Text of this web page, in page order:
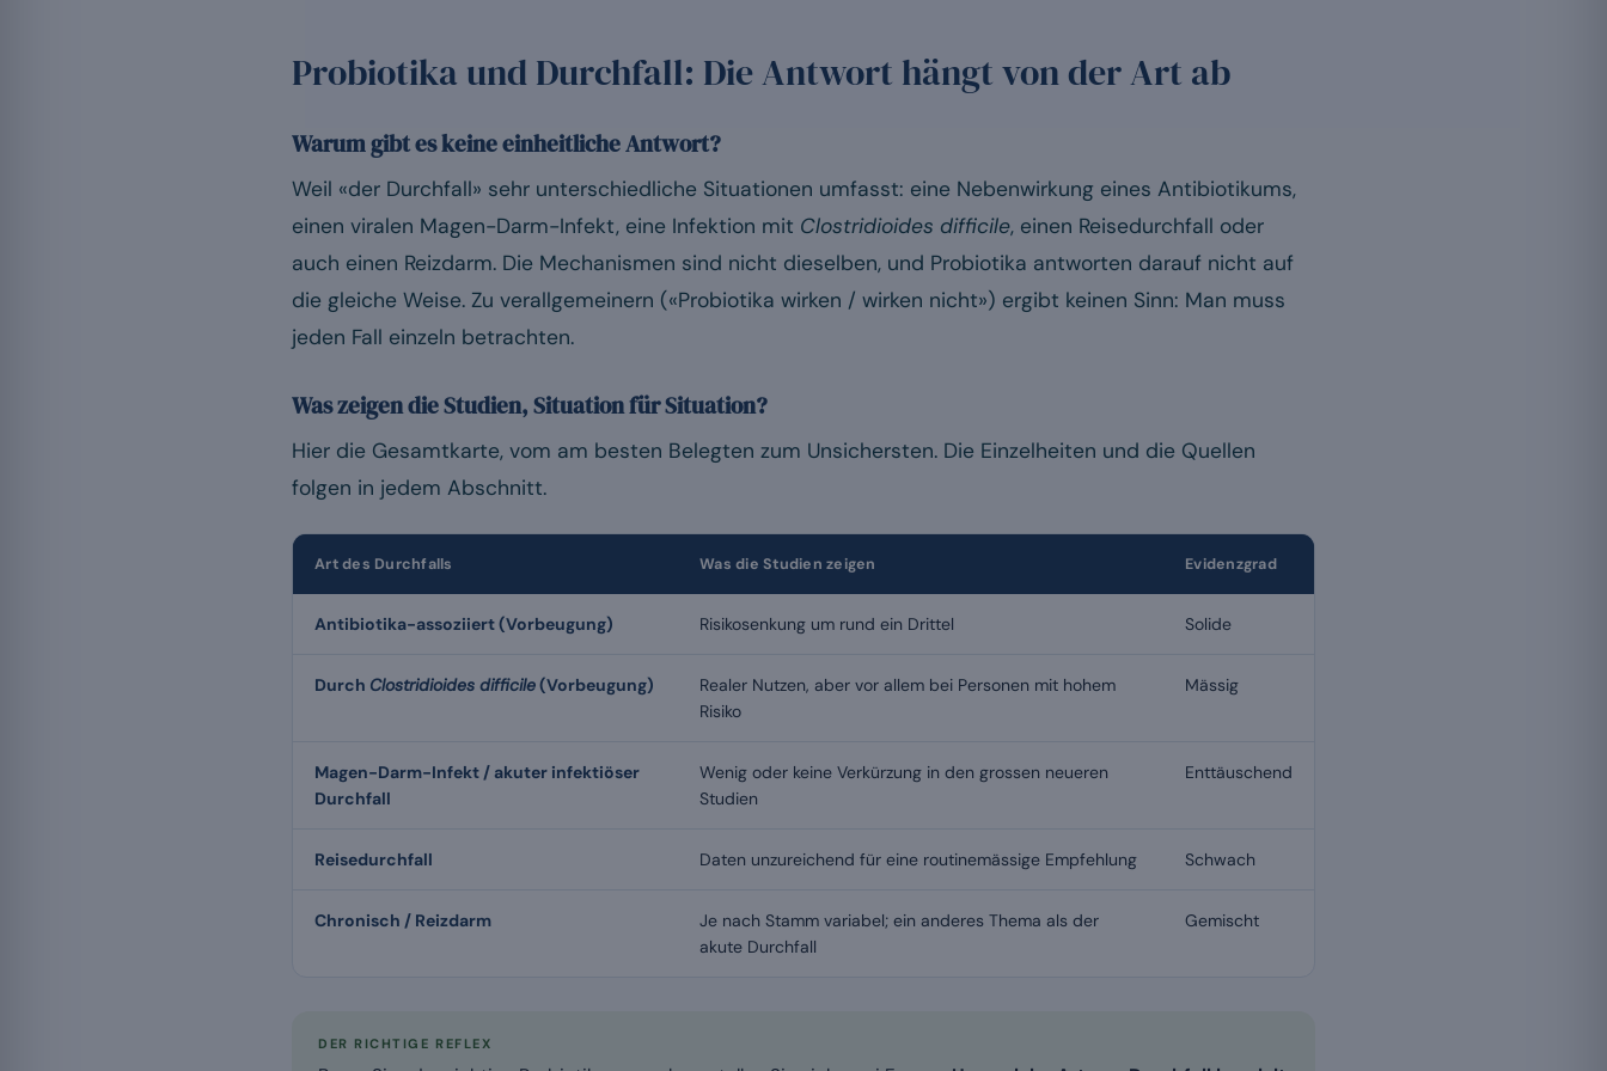
Probiotika und Durchfall: Die Antwort hängt von der Art ab
Warum gibt es keine einheitliche Antwort?
Weil «der Durchfall» sehr unterschiedliche Situationen umfasst: eine Nebenwirkung eines Antibiotikums,
einen viralen Magen-Darm-Infekt, eine Infektion mit Clostridioides difficile, einen Reisedurchfall oder
auch einen Reizdarm. Die Mechanismen sind nicht dieselben, und Probiotika antworten darauf nicht auf
die gleiche Weise. Zu verallgemeinern («Probiotika wirken / wirken nicht») ergibt keinen Sinn: Man muss
jeden Fall einzeln betrachten.
Was zeigen die Studien, Situation für Situation?
Hier die Gesamtkarte, vom am besten Belegten zum Unsichersten. Die Einzelheiten und die Quellen
folgen in jedem Abschnitt.
Art des Durchfalls Was die Studien zeigen Evidenzgrad
Antibiotika-assoziiert (Vorbeugung) Risikosenkung um rund ein Drittel Solide
Durch Clostridioides difficile(Vorbeugung)
Realer Nutzen, aber vor allem bei Personen mit hohem
Risiko
Mässig
Magen-Darm-Infekt / akuter infektiöser
Durchfall
Wenig oder keine Verkürzung in den grossen neueren
Studien
Enttäuschend
Reisedurchfall Daten unzureichend für eine routinemässige Empfehlung Schwach
Chronisch / Reizdarm
Je nach Stamm variabel; ein anderes Thema als der
akute Durchfall
Gemischt
DER RICHTIGE REFLEX